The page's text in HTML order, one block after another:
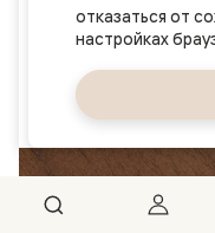
отказаться от